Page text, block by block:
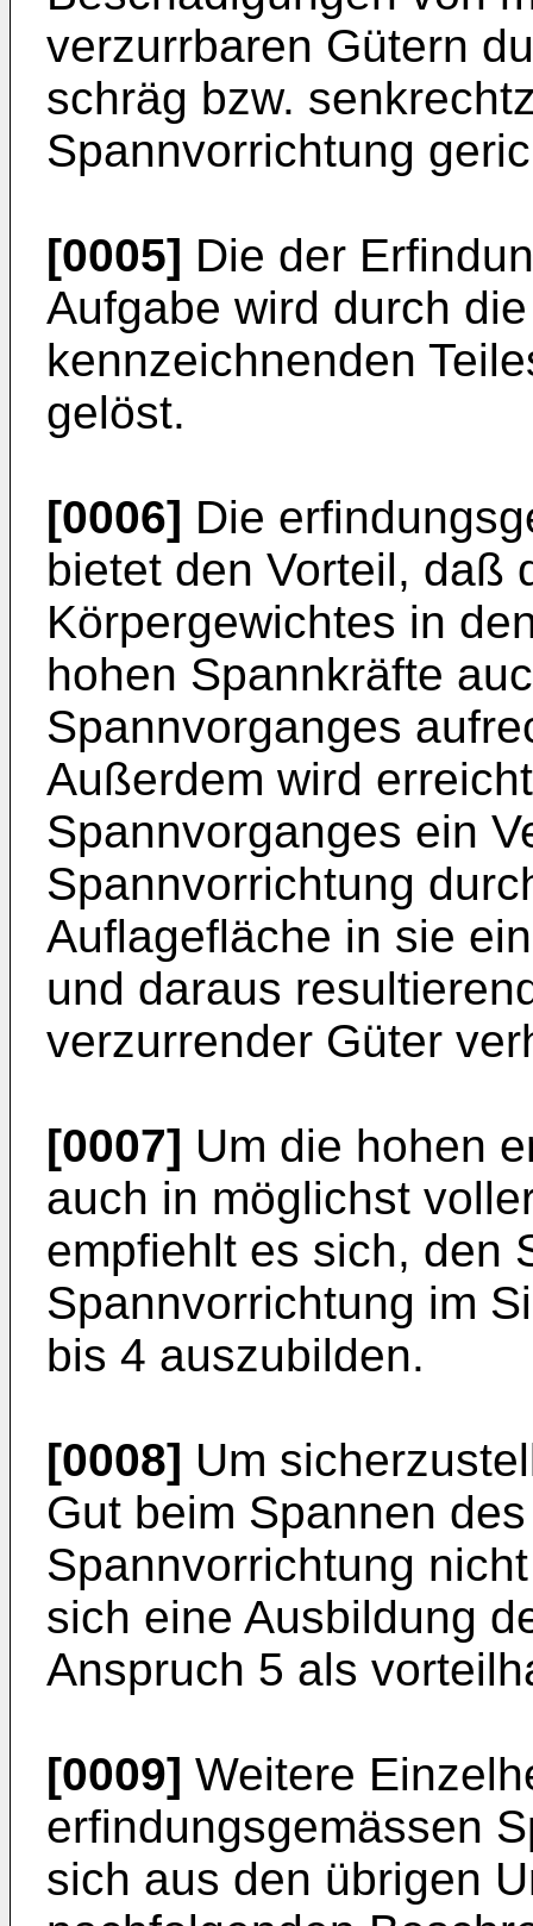
verzurrbaren Gütern
schräg bzw.
Spannvorrichtung
[0005] Die der
Aufgabe wird durch
kennzeichnenden
gelöst.
[0006] Die
bietet den Vorteil, daß
Körpergewichtes in
hohen Spannkräfte
Spannvorganges
Außerdem wird
Spannvorganges ein
Spannvorrichtung
Auflagefläche in sie
und daraus
verzurrender Güter
[0007] Um die hohen
auch in möglichst
empfiehlt es sich, den
Spannvorrichtung im
bis 4 auszubilden.
[0008] Um
Gut beim Spannen
Spannvorrichtung
sich eine Ausbildung
Anspruch 5 als
[0009] Weitere
erfindungsgemässen
sich aus den übrigen